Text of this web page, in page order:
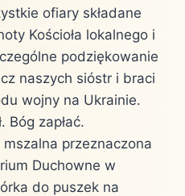
ofiary składane
Kościoła lokalnego i
podziękowanie
naszych sióstr i braci
wojny na Ukrainie.
Bóg zapłać.
przeznaczona
Duchowne w
do puszek na